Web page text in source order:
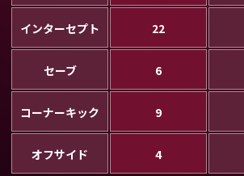
インターセプト 22
セーブ 6
コーナーキック 9
オフサイド 4